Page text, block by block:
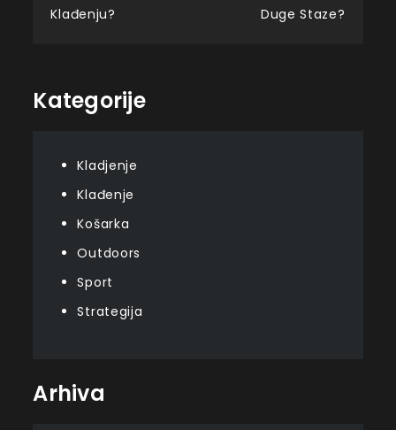
Klađenju?
Duge Staze?
Kategorije
Kladjenje
Klađenje
Košarka
Outdoors
Sport
Strategija
Arhiva